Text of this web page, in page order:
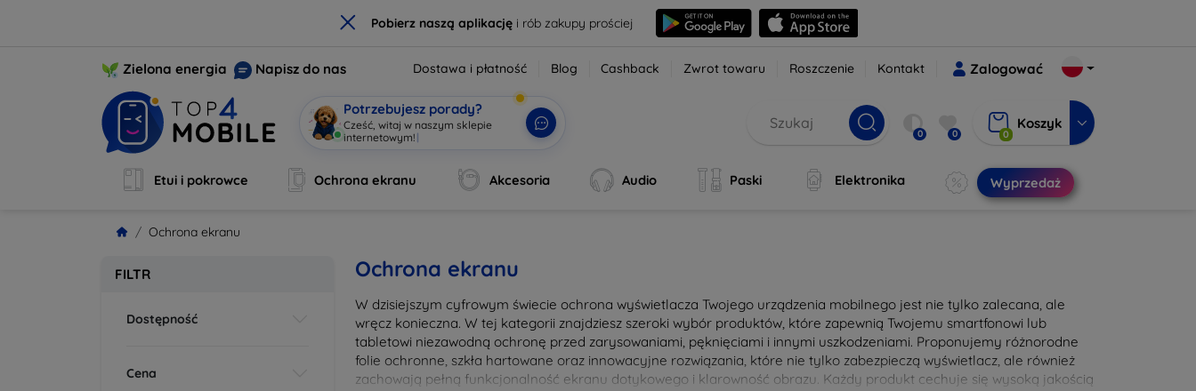
× Pobierz naszą aplikacjęi rób zakupy prościej
Zielona energia Napisz do nas Dostawa i płatność Blog Cashback Zwrot towaru Roszczenie Kontakt Zalogować
Potrzebujesz porady?
Cześć, witaj w naszym sklepie
internetowym! | 0 0 0
Koszyk
Etui i pokrowce Ochrona ekranu Akcesoria Audio Paski Elektronika Wyprzedaż
Ochrona ekranu
FILTR
Dostępność
Cena
Ochrona ekranu
W dzisiejszym cyfrowym świecie ochrona wyświetlacza Twojego urządzenia mobilnego jest nie tylko zalecana, ale
wręcz konieczna. W tej kategorii znajdziesz szeroki wybór produktów, które zapewnią Twojemu smartfonowi lub
tabletowi niezawodną ochronę przed zarysowaniami, pęknięciami i innymi uszkodzeniami. Proponujemy różnorodne
folie ochronne, szkła hartowane oraz innowacyjne rozwiązania, które nie tylko zabezpieczą wyświetlacz, ale również
zachowają pełną funkcjonalność ekranu dotykowego i klarowność obrazu. Każdy produkt cechuje się wysoką jakością